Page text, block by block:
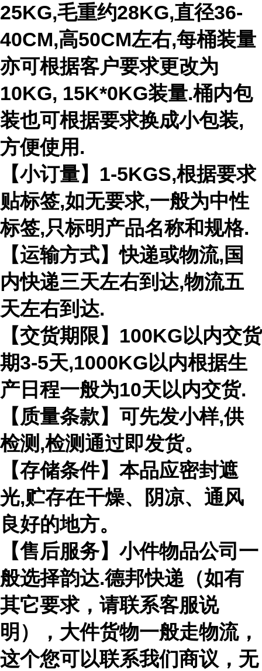
25KG,毛重约28KG,直径36-
40CM,高50CM左右,每桶装量
亦可根据客户要求更改为
10KG, 15K*0KG装量.桶内包
装也可根据要求换成小包装,
方便使用.
【小订量】1-5KGS,根据要求
贴标签,如无要求,一般为中性
标签,只标明产品名称和规格.
【运输方式】快递或物流,国
内快递三天左右到达,物流五
天左右到达.
【交货期限】100KG以内交货
期3-5天,1000KG以内根据生
产日程一般为10天以内交货.
【质量条款】可先发小样,供
检测,检测通过即发货。
【存储条件】本品应密封遮
光,贮存在干燥、阴凉、通风
良好的地方。
【售后服务】小件物品公司一
般选择韵达.德邦快递（如有
其它要求，请联系客服说
明），大件货物一般走物流，
这个您可以联系我们商议，无